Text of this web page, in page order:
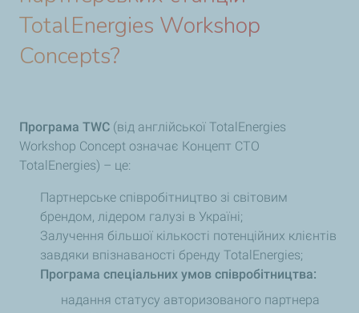
TotalEnergies Workshop
Concepts?
Програма TWC (від англійської TotalEnergies
Workshop Concept означає Концепт СТО
TotalEnergies) – це:
Партнерське співробітництво зі світовим
брендом, лідером галузі в Україні;
Залучення більшої кількості потенційних клієнтів
завдяки впізнаваності бренду TotalEnergies;
Програма спеціальних умов співробітництва:
надання статусу авторизованого партнера